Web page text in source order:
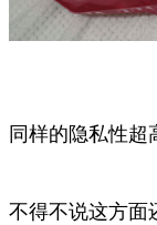
同样的隐私性超
不得不说这方面